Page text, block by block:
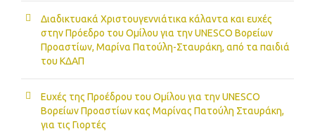
Διαδικτυακά Χριστουγεννιάτικα κάλαντα και ευχές
στην Πρόεδρο του Ομίλου για την UNESCO Βορείων
Προαστίων, Μαρίνα Πατούλη-Σταυράκη, από τα παιδιά
του ΚΔΑΠ
Ευχές της Προέδρου του Ομίλου για την UNESCO
Βορείων Προαστίων κας Μαρίνας Πατούλη Σταυράκη,
για τις Γιορτές